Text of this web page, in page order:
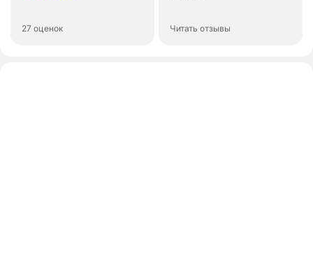
27 оценок Читать отзывы